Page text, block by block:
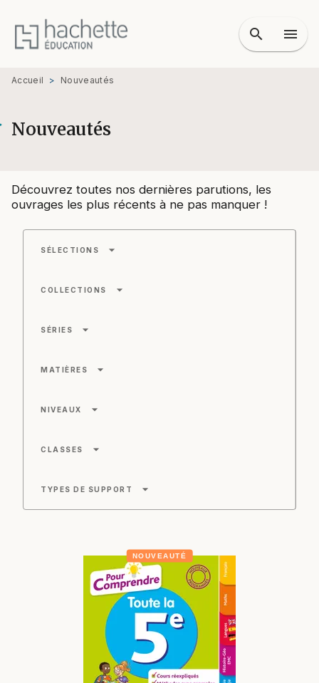
MENU RECHERCHE
PIED DE PAGE
search menu
Accueil > Nouveautés
Nouveautés
Découvrez toutes nos dernières parutions, les
ouvrages les plus récents à ne pas manquer !
SÉLECTIONS arrow_drop_down
COLLECTIONS arrow_drop_down
SÉRIES arrow_drop_down
MATIÈRES arrow_drop_down
NIVEAUX arrow_drop_down
CLASSES arrow_drop_down
TYPES DE SUPPORT arrow_drop_down
NOUVEAUTÉ